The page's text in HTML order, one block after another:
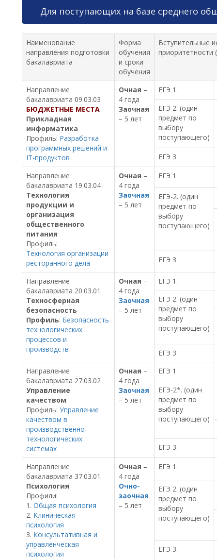
Для поступающих на базе среднего
Наименование
направления подготовки
бакалавриата
Форма
обучения
и сроки
обучения
Вступительные
приоритетности
Направление
бакалавриата 09.03.03
БЮДЖЕТНЫЕ МЕСТА
Прикладная
информатика
Профиль: Разработка
программных решений и
IT-продуктов
Очная –
4 года
Заочная
– 5 лет
ЕГЭ 1.
ЕГЭ 2. (один
предмет по
выбору
поступающего)
ЕГЭ 3.
Направление
бакалавриата 19.03.04
Технология
продукции и
организация
общественного
питания
Профиль:
Технология организации
ресторанного дела
Очная –
4 года
Заочная
– 5 лет
ЕГЭ 1.
ЕГЭ-2. (один
предмет по
выбору
поступающего)
ЕГЭ 3.
Направление
бакалавриата 20.03.01
Техносферная
безопасность
Профиль: Безопасность
технологических
процессов и
производств
Очная –
4 года
Заочная
– 5 лет
ЕГЭ 1.
ЕГЭ 2. (один
предмет по
выбору
поступающего)
ЕГЭ 3.
Направление
бакалавриата 27.03.02
Управление
качеством
Профиль: Управление
качеством в
производственно-
технологических
системах
Очная –
4 года
Заочная
– 5 лет
ЕГЭ 1.
ЕГЭ-2*. (один
предмет по
выбору
поступающего)
ЕГЭ 3.
Направление
бакалавриата 37.03.01
Психология
Профили:
1. Общая психология
2. Клиническая
психология
3. Консультативная и
управленческая
психология
Очная –
4 года
Очно-
заочная
– 5 лет
ЕГЭ 1.
ЕГЭ 2. (один
предмет по
выбору
поступающего)
ЕГЭ 3.